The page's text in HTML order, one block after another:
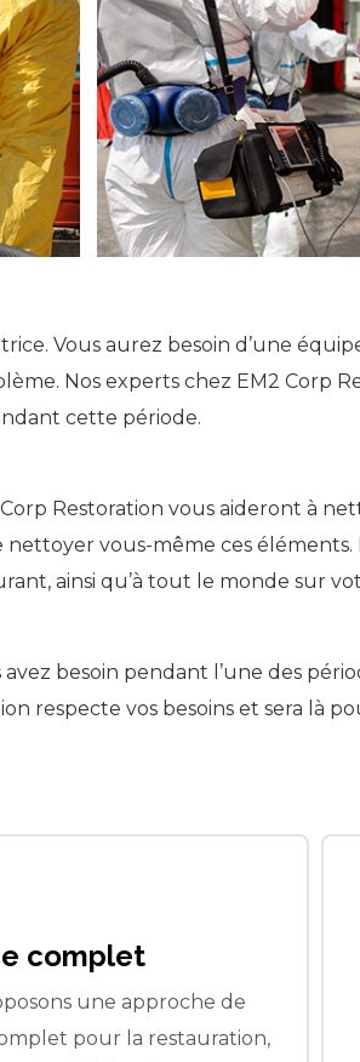
Vous aurez besoin d’une
Nos experts chez EM2 Corp
cette période.
Restoration vous aideront à
vous-même ces
ainsi qu’à tout le monde sur
besoin pendant l’une des
respecte vos besoins et sera là
pratique
facturer votre
d'assurance pour